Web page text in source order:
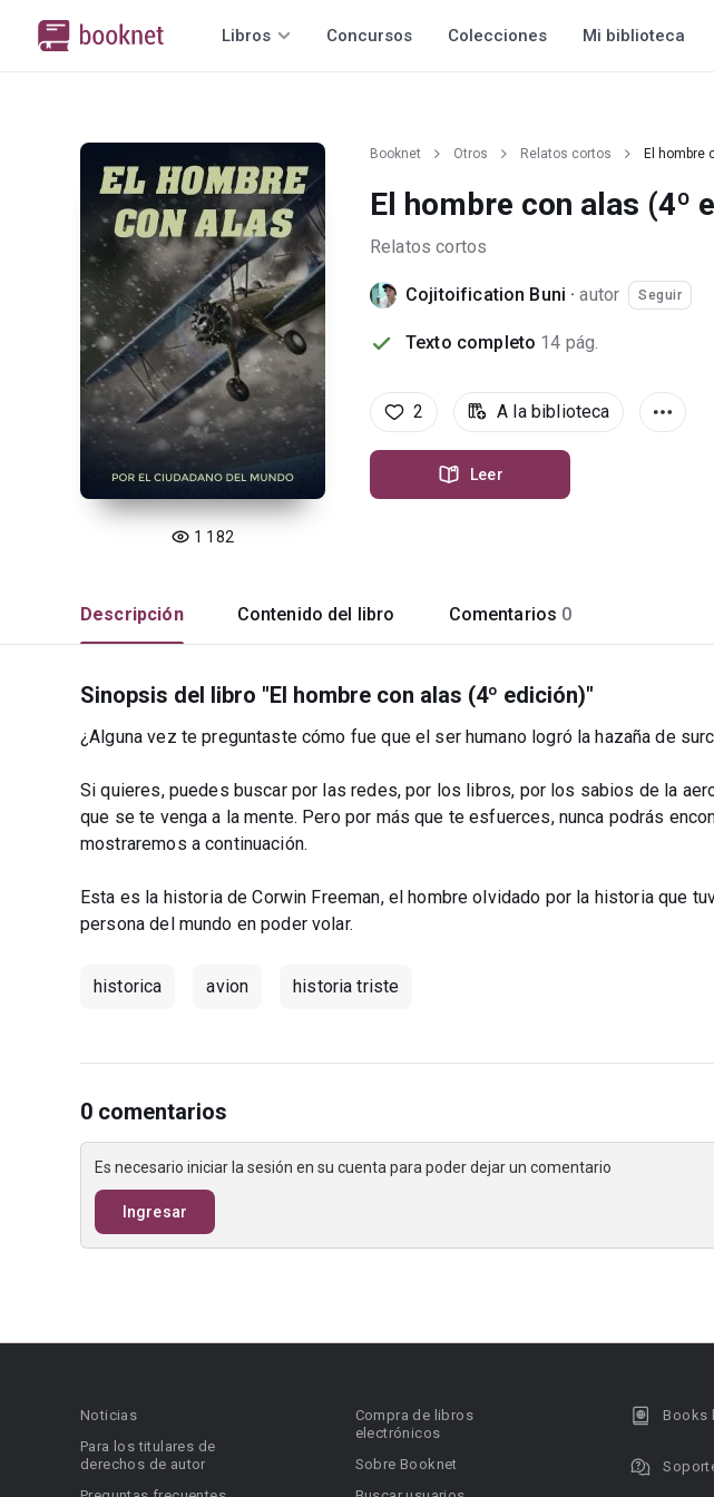
Libros Concursos Colecciones Mi biblioteca
1 182
Booknet Otros Relatos cortos El hombre
El hombre con alas (4º
Relatos cortos
Cojitoification Buni ·autor Seguir
Texto completo 14 pág.
2 A la biblioteca
Leer
Descripción Contenido del libro Comentarios 0
Sinopsis del libro "El hombre con alas (4º edición)"
¿Alguna vez te preguntaste cómo fue que el ser humano logró la hazaña de
Si quieres, puedes buscar por las redes, por los libros, por los sabios de la
que se te venga a la mente. Pero por más que te esfuerces, nunca podrás
mostraremos a continuación.
Esta es la historia de Corwin Freeman, el hombre olvidado por la historia que
persona del mundo en poder volar.
historica avion historia triste
0 comentarios
Es necesario iniciar la sesión en su cuenta para poder dejar un comentario
Ingresar
Noticias
Para los titulares de
derechos de autor
Compra de libros
electrónicos
Sobre Booknet
Books